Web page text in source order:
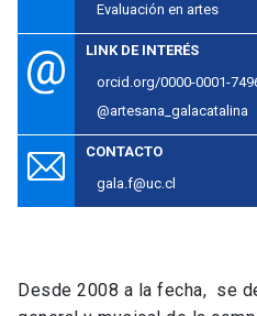
Evaluación en artes
LINK DE INTERÉS
orcid.org/0000-0001-
@artesana_galacatalina
CONTACTO
gala.f@uc.cl
Desde 2008 a la fecha, se